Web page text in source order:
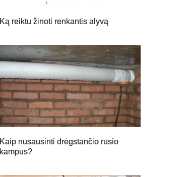
Ką reiktu žinoti renkantis alyvą
Kaip nusausinti drėgstančio rūsio
kampus?